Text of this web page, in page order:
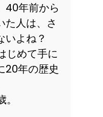
40年前から
た人は、さ
いよね？
じめて手に
20年の歴史
。